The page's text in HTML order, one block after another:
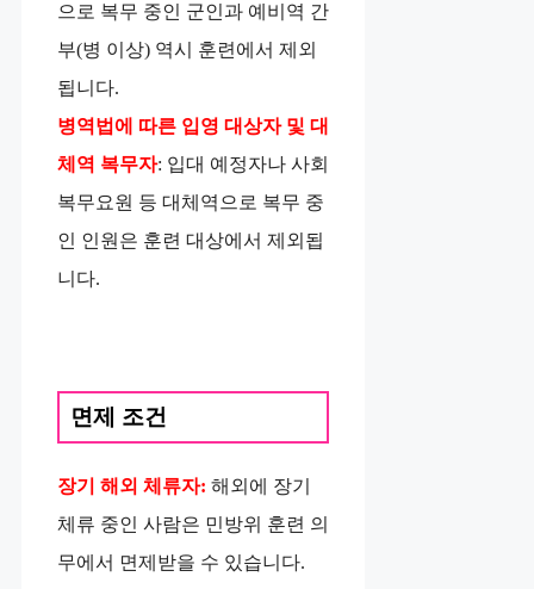
으로 복무 중인 군인과 예비역 간
부(병 이상) 역시 훈련에서 제외
됩니다.
병역법에 따른 입영 대상자 및 대
체역 복무자: 입대 예정자나 사회
복무요원 등 대체역으로 복무 중
인 인원은 훈련 대상에서 제외됩
니다.
면제 조건
장기 해외 체류자: 해외에 장기
체류 중인 사람은 민방위 훈련 의
무에서 면제받을 수 있습니다.